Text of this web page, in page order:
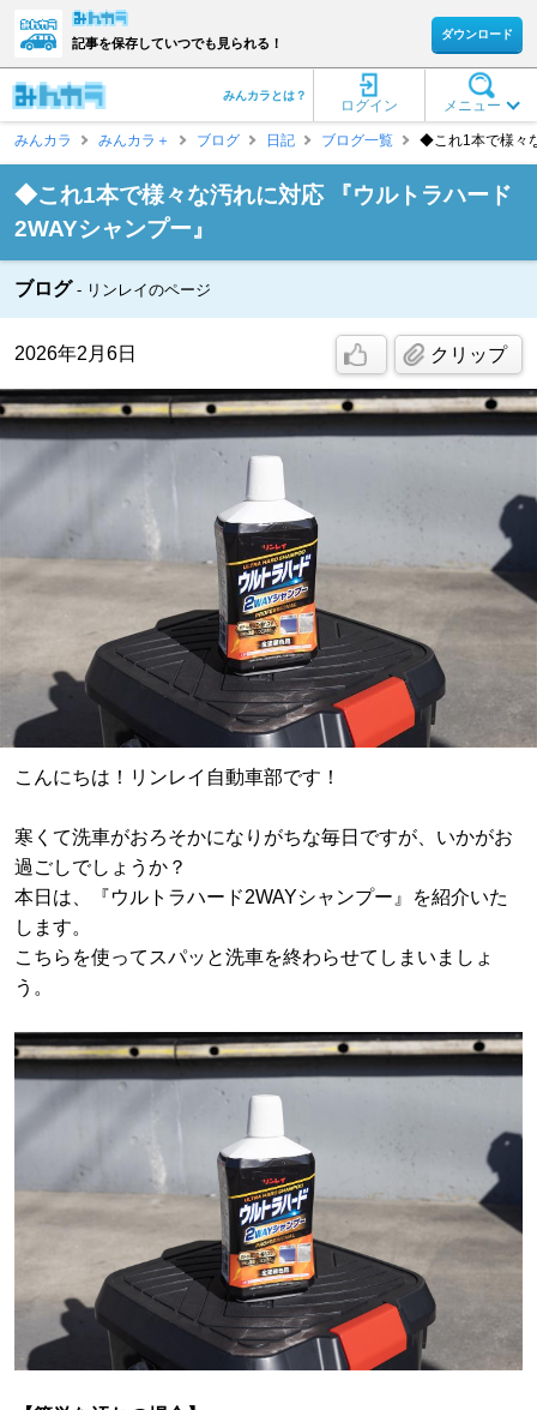
記事を保存していつでも見られる！
ダウンロード
メニュー
ログイン
みんカラとは？
みんカラ みんカラ＋ ブログ 日記 ブログ一覧 ◆これ1本で様々
◆これ1本で様々な汚れに対応 『ウルトラハード
2WAYシャンプー』
ブログ リンレイのページ
2026年2月6日 クリップ
こんにちは！リンレイ自動車部です！
寒くて洗車がおろそかになりがちな毎日ですが、いかがお
過ごしでしょうか？
本日は、『ウルトラハード2WAYシャンプー』を紹介いた
します。
こちらを使ってスパッと洗車を終わらせてしまいましょ
う。